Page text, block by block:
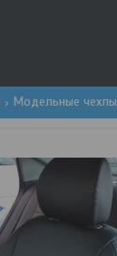
Модельные чехлы